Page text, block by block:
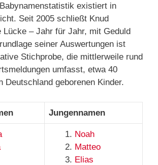
existiert in
Seit 2005 schließt Knud
Lücke – Jahr für Jahr, mit Geduld
seiner Auswertungen ist
Stichprobe, die mittlerweile rund
umfasst, etwa 40
Deutschland geborenen Kinder.
Jungennamen
Noah
Matteo
Elias